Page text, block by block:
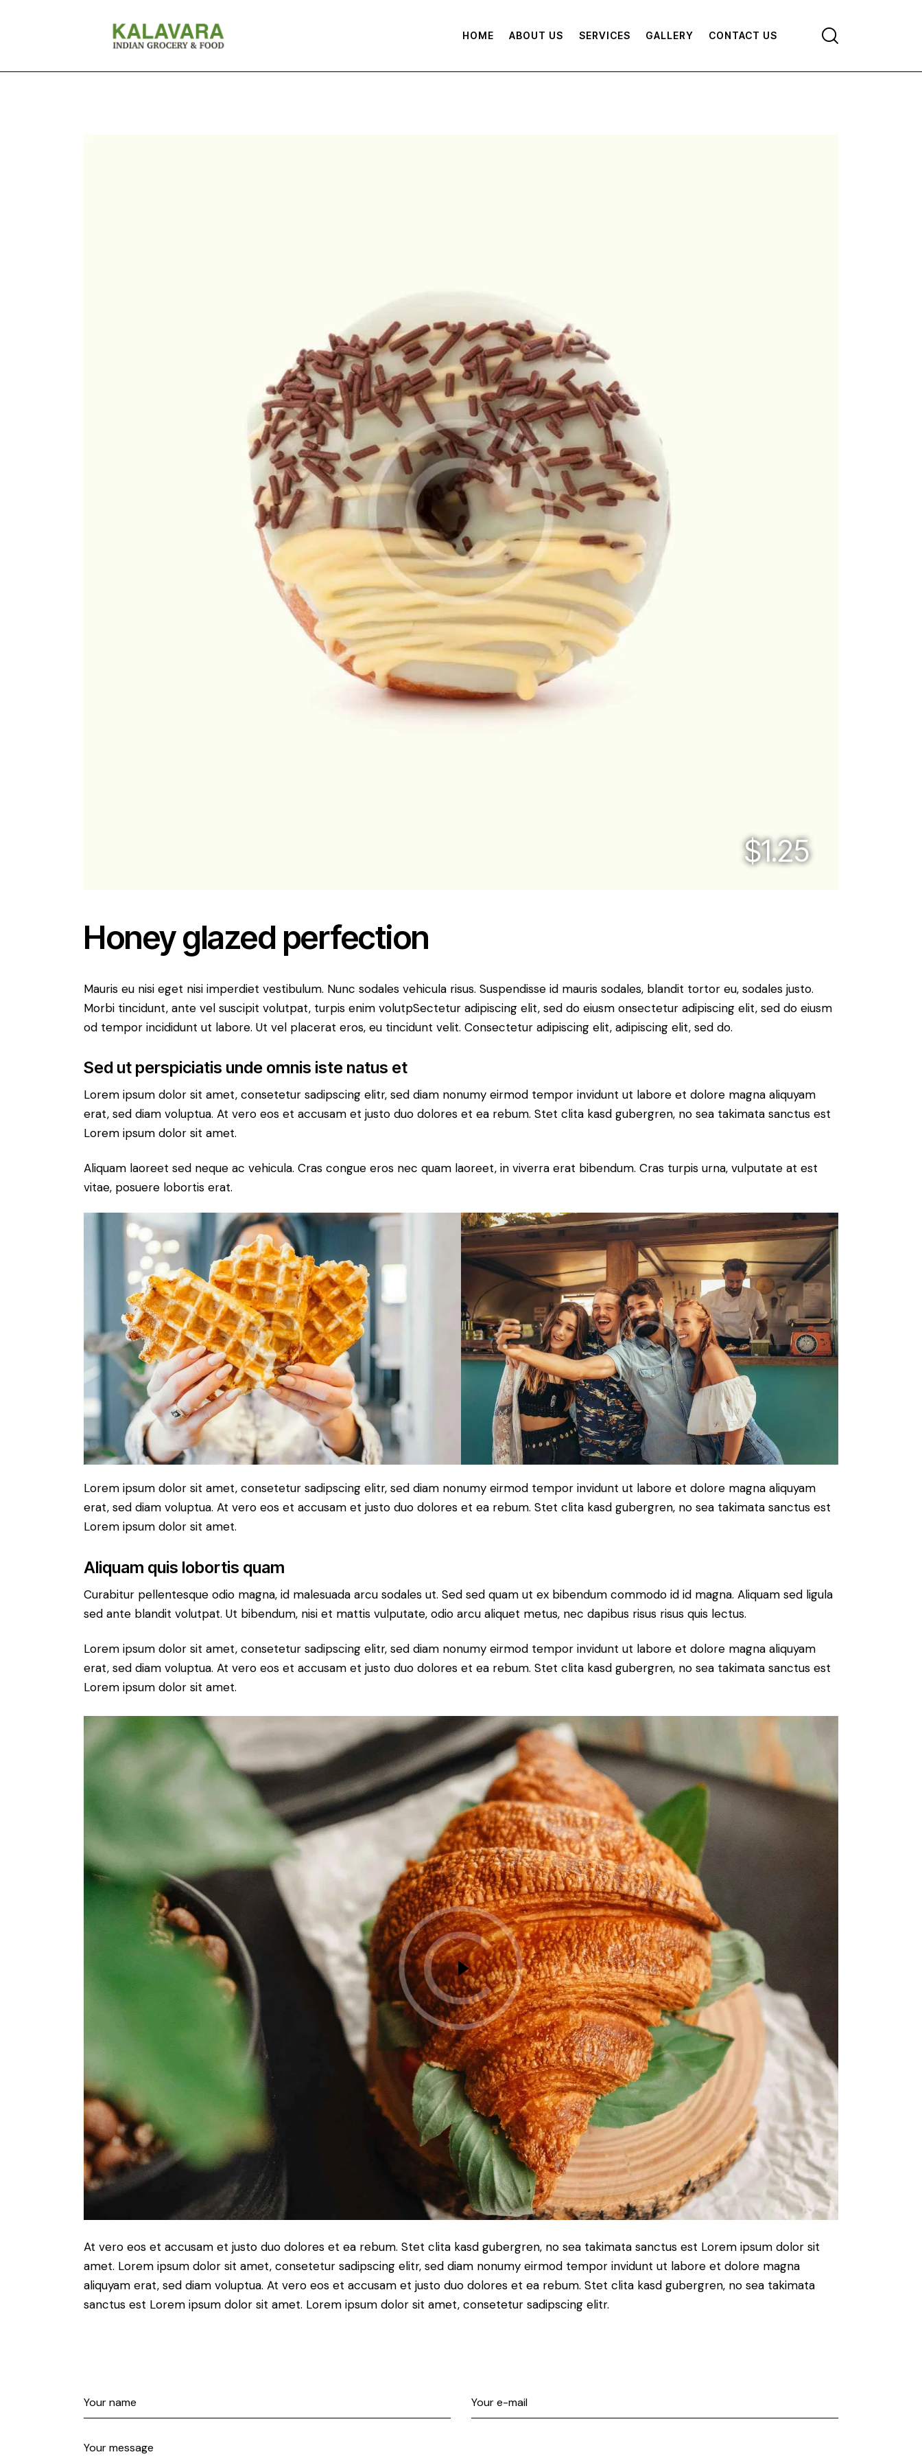
HOME ABOUT US SERVICES GALLERY CONTACT US
$1.25
Honey glazed perfection
Mauris eu nisi eget nisi imperdiet vestibulum. Nunc sodales vehicula risus. Suspendisse id mauris sodales, blandit tortor eu, sodales justo.
Morbi tincidunt, ante vel suscipit volutpat, turpis enim volutpSectetur adipiscing elit, sed do eiusm onsectetur adipiscing elit, sed do eiusm
od tempor incididunt ut labore. Ut vel placerat eros, eu tincidunt velit. Consectetur adipiscing elit, adipiscing elit, sed do.
Sed ut perspiciatis unde omnis iste natus et
Lorem ipsum dolor sit amet, consetetur sadipscing elitr, sed diam nonumy eirmod tempor invidunt ut labore et dolore magna aliquyam
erat, sed diam voluptua. At vero eos et accusam et justo duo dolores et ea rebum. Stet clita kasd gubergren, no sea takimata sanctus est
Lorem ipsum dolor sit amet.
Aliquam laoreet sed neque ac vehicula. Cras congue eros nec quam laoreet, in viverra erat bibendum. Cras turpis urna, vulputate at est
vitae, posuere lobortis erat.
Lorem ipsum dolor sit amet, consetetur sadipscing elitr, sed diam nonumy eirmod tempor invidunt ut labore et dolore magna aliquyam
erat, sed diam voluptua. At vero eos et accusam et justo duo dolores et ea rebum. Stet clita kasd gubergren, no sea takimata sanctus est
Lorem ipsum dolor sit amet.
Aliquam quis lobortis quam
Curabitur pellentesque odio magna, id malesuada arcu sodales ut. Sed sed quam ut ex bibendum commodo id id magna. Aliquam sed ligula
sed ante blandit volutpat. Ut bibendum, nisi et mattis vulputate, odio arcu aliquet metus, nec dapibus risus risus quis lectus.
Lorem ipsum dolor sit amet, consetetur sadipscing elitr, sed diam nonumy eirmod tempor invidunt ut labore et dolore magna aliquyam
erat, sed diam voluptua. At vero eos et accusam et justo duo dolores et ea rebum. Stet clita kasd gubergren, no sea takimata sanctus est
Lorem ipsum dolor sit amet.
At vero eos et accusam et justo duo dolores et ea rebum. Stet clita kasd gubergren, no sea takimata sanctus est Lorem ipsum dolor sit
amet. Lorem ipsum dolor sit amet, consetetur sadipscing elitr, sed diam nonumy eirmod tempor invidunt ut labore et dolore magna
aliquyam erat, sed diam voluptua. At vero eos et accusam et justo duo dolores et ea rebum. Stet clita kasd gubergren, no sea takimata
sanctus est Lorem ipsum dolor sit amet. Lorem ipsum dolor sit amet, consetetur sadipscing elitr.